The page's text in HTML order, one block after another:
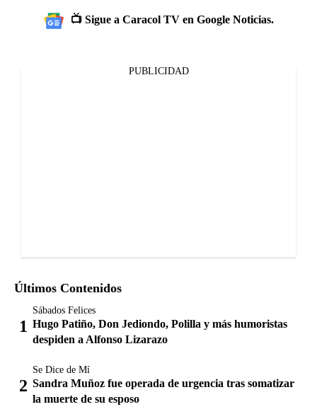
📺 Sigue a Caracol TV en Google Noticias.
PUBLICIDAD
Últimos Contenidos
Sábados Felices
Hugo Patiño, Don Jediondo, Polilla y más humoristas
despiden a Alfonso Lizarazo
Se Dice de Mí
Sandra Muñoz fue operada de urgencia tras somatizar
la muerte de su esposo